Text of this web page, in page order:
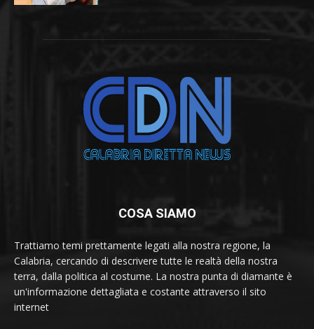
COSA SIAMO
Trattiamo temi prettamente legati alla nostra regione, la
Calabria, cercando di descrivere tutte le realtà della nostra
terra, dalla politica al costume. La nostra punta di diamante è
un'informazione dettagliata e costante attraverso il sito
internet